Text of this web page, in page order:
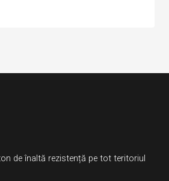
de înaltă rezistență pe tot teritoriul